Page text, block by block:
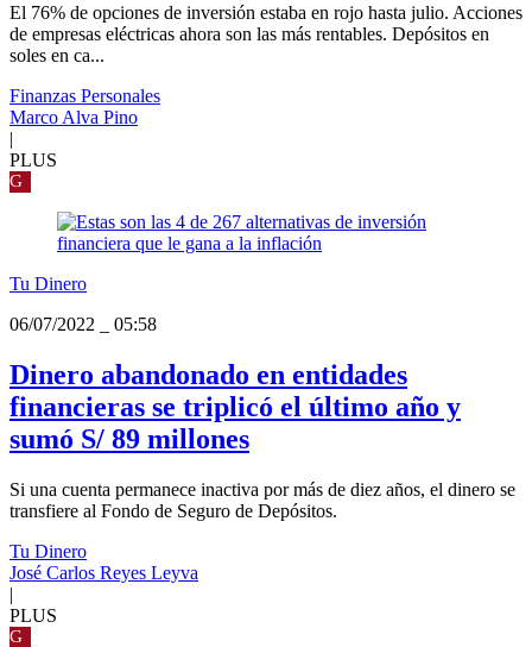
El 76% de opciones de inversión estaba en rojo hasta julio. Acciones
de empresas eléctricas ahora son las más rentables. Depósitos en
soles en ca...
Finanzas Personales
Marco Alva Pino
|
PLUS
G
Tu Dinero
06/07/2022
05:58
Dinero abandonado en entidades
financieras se triplicó el último año y
sumó S/ 89 millones
Si una cuenta permanece inactiva por más de diez años, el dinero se
transfiere al Fondo de Seguro de Depósitos.
Tu Dinero
José Carlos Reyes Leyva
|
PLUS
G